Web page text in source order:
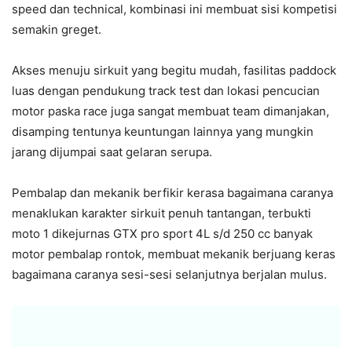
speed dan technical, kombinasi ini membuat sisi kompetisi
semakin greget.
Akses menuju sirkuit yang begitu mudah, fasilitas paddock
luas dengan pendukung track test dan lokasi pencucian
motor paska race juga sangat membuat team dimanjakan,
disamping tentunya keuntungan lainnya yang mungkin
jarang dijumpai saat gelaran serupa.
Pembalap dan mekanik berfikir kerasa bagaimana caranya
menaklukan karakter sirkuit penuh tantangan, terbukti
moto 1 dikejurnas GTX pro sport 4L s/d 250 cc banyak
motor pembalap rontok, membuat mekanik berjuang keras
bagaimana caranya sesi-sesi selanjutnya berjalan mulus.